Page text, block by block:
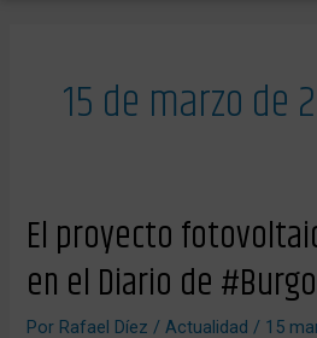
15 de marzo de
El proyecto
en el Diario de
Por Rafael Díez/Actualidad / 15
El
proyecto
de
en